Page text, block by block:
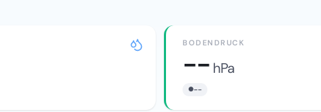
BODENDRUCK
-- hPa
--